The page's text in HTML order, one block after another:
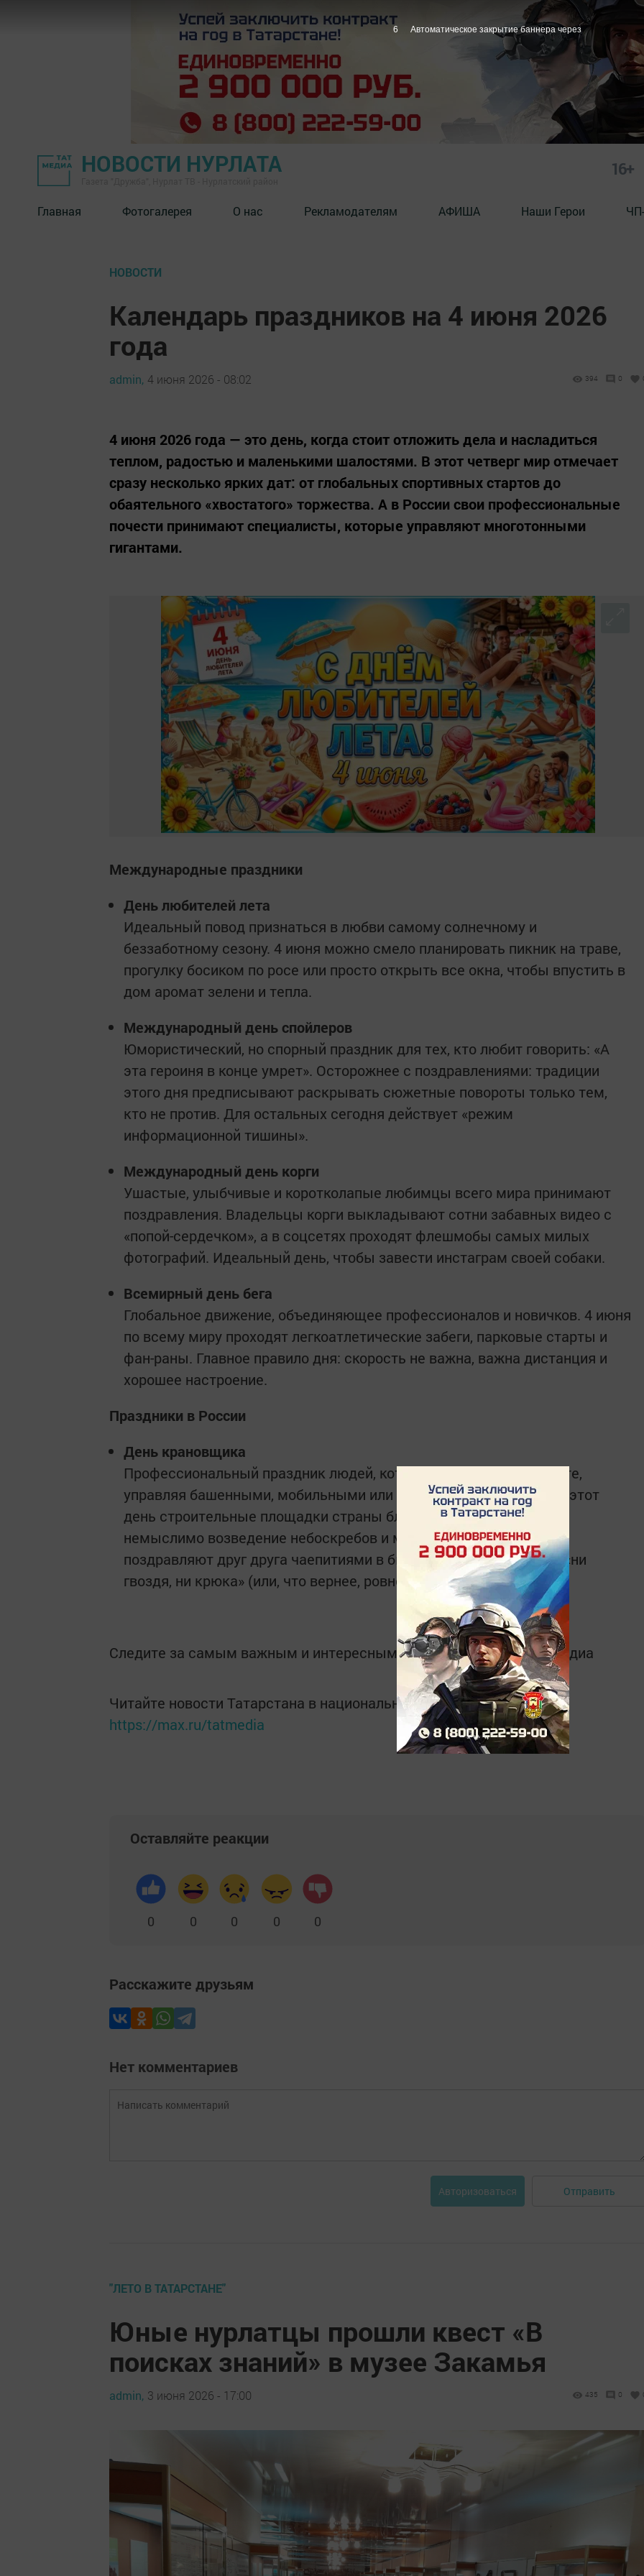
НОВОСТИ НУРЛАТА 16+
Главная Фотогалерея О нас Рекламодателям АФИША Наши Герои
НОВОСТИ
Календарь праздников на 4 июня 2026
года
admin, 4 июня 2026 - 08:02 394 0
4 июня 2026 года — это день, когда стоит отложить дела и насладиться
теплом, радостью и маленькими шалостями. В этот четверг мир отмечает
сразу несколько ярких дат: от глобальных спортивных стартов до
обаятельного «хвостатого» торжества. А в России свои профессиональные
почести принимают специалисты, которые управляют многотонными
гигантами.
Международные праздники
День любителей лета
Идеальный повод признаться в любви самому солнечному и
беззаботному сезону. 4 июня можно смело планировать пикник на траве,
прогулку босиком по росе или просто открыть все окна, чтобы впустить в
дом аромат зелени и тепла.
Международный день спойлеров
Юмористический, но спорный праздник для тех, кто любит говорить: «А
эта героиня в конце умрет». Осторожнее с поздравлениями: традиции
этого дня предписывают раскрывать сюжетные повороты только тем,
кто не против. Для остальных сегодня действует «режим
информационной тишины».
Международный день корги
Ушастые, улыбчивые и коротколапые любимцы всего мира принимают
поздравления. Владельцы корги выкладывают сотни забавных видео с
«попой-сердечком», а в соцсетях проходят флешмобы самых милых
фотографий. Идеальный день, чтобы завести инстаграм своей собаки.
Всемирный день бега
Глобальное движение, объединяющее профессионалов и новичков. 4 июня
по всему миру проходят легкоатлетические забеги, парковые старты и
фан-раны. Главное правило дня: скорость не важна, важна дистанция и
хорошее настроение.
Праздники в России
День крановщика
Профессиональный праздник людей, которые работают на высоте,
управляя башенными, мобильными или гусеничными кранами. В этот
день строительные площадки страны благодарят тех, без кого
немыслимо возведение небоскребов и мостов. Коллеги обычно
поздравляют друг друга чаепитиями в бытовках и пожеланиями «ни
гвоздя, ни крюка» (или, что вернее, ровного подъема).
Следите за самым важным и интересным вTelegram-каналеТатмедиа
Читайте новости Татарстана в национальном мессенджере MАХ:
https://max.ru/tatmedia
Оставляйте реакции
0 0 0 0 0
Расскажите друзьям
Нет комментариев
Авторизоваться Отправить
"ЛЕТО В ТАТАРСТАНЕ"
Юные нурлатцы прошли квест «В
поисках знаний» в музее Закамья
admin, 3 июня 2026 - 17:00 435 0
5 Автоматическое закрытие баннера через